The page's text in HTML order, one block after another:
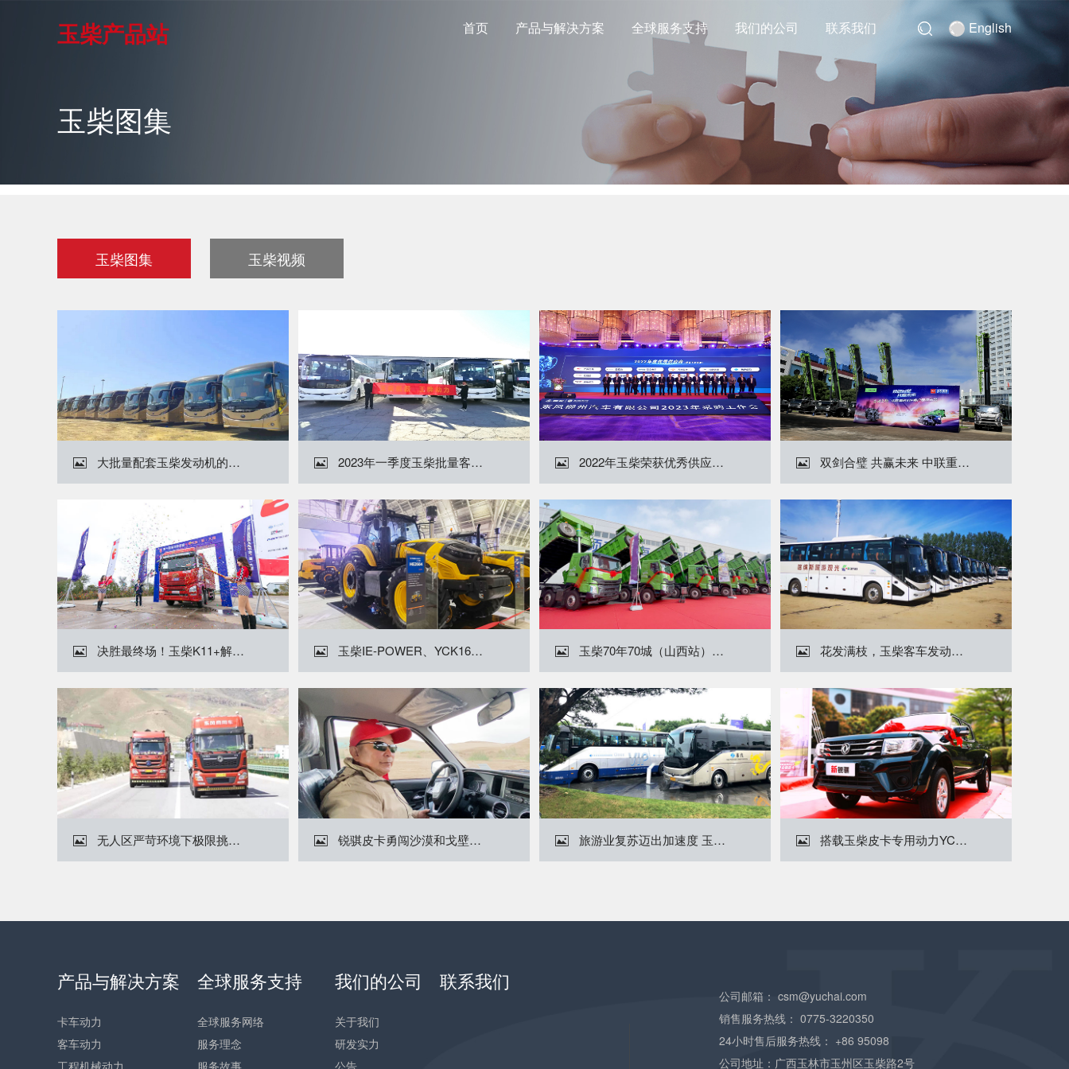
玉柴产品站 English
首页 产品与解决方案 全球服务支持 我们的公司 联系我们
玉柴图集
玉柴图集 玉柴视频
 大批量配套玉柴发动机的客车交付海外  2023年一季度玉柴批量客车交付  2022年玉柴荣获优秀供应商奖项  双剑合璧 共赢未来 中联重科走进玉柴
 决胜最终场！玉柴K11+解放JH6勇挑安徽定远试验场  玉柴IE-POWER、YCK16发动机新品强势登场  玉柴70年70城（山西站）暨第14届中国国际卡车节能大赛隆重举行  花发满枝，玉柴客车发动机在国内市场多点开花
 无人区严苛环境下极限挑战！3000公里高原实测，玉柴国六燃气重型动力不辱使命  锐骐皮卡勇闯沙漠和戈壁！玉柴Y24发动机立下头功  旅游业复苏迈出加速度 玉柴携手宇通推出多款客运新品获青睐  搭载玉柴皮卡专用动力YCY24的郑州日产新锐骐广西上市
产品与解决方案
卡车动力
客车动力
工程机械动力
全球服务支持
全球服务网络
服务理念
服务故事
我们的公司
关于我们
研发实力
公告
联系我们
公司邮箱： csm@yuchai.com
销售服务热线： 0775-3220350
24小时售后服务热线： +86 95098
公司地址：广西玉林市玉州区玉柴路2号